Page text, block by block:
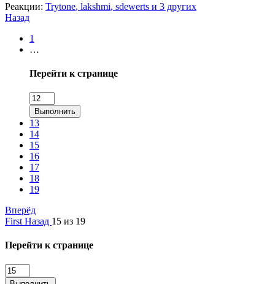
Реакции: Trytone, lakshmi, sdewerts и 3 других
Назад
1
…
Перейти к странице
Выполнить
13
14
15
16
17
18
19
Вперёд
First Назад 15 из 19
Перейти к странице